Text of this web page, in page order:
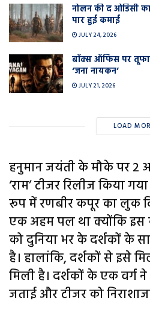
नोलन की द ओडिसी
पार हुई कमाई
JULY 24, 2026
बॉक्स ऑफिस पर
‘जना नायकन’
JULY 21, 2026
LOAD
हनुमान जयंती के मौके पर 2
‘राम’ टीजर रिलीज किया
रूप में रणबीर कपूर का लुक
एक अहम पल था क्योंकि इस
को दुनिया भर के दर्शकों के
है। हालांकि, दर्शकों से इसे
मिली है। दर्शकों के एक वर्ग
जताई और टीजर को